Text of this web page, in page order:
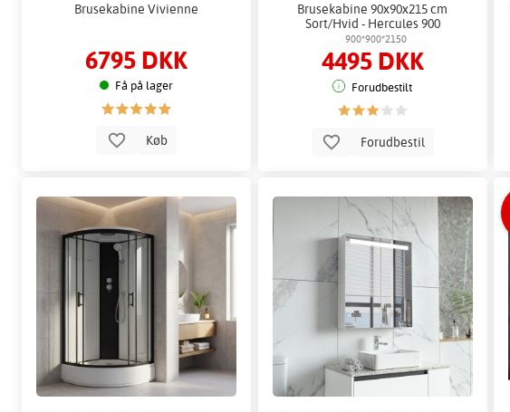
Brusekabine Vivienne
6795 DKK
Få på lager
Køb
Brusekabine 90x90x215 cm
Sort/Hvid - Hercules 900
900*900*2150
4495 DKK
Forudbestilt
Forudbestil